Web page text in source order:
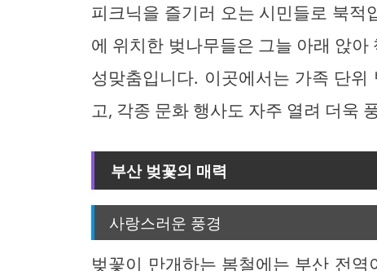
피크닉을 즐기러 오는 시민들로 북적
에 위치한 벚나무들은 그늘 아래 앉
성맞춤입니다. 이곳에서는 가족 단
고, 각종 문화 행사도 자주 열려 더욱
부산 벚꽃의 매력
사랑스러운 풍경
벚꽃이 만개하는 봄철에는 부산 전